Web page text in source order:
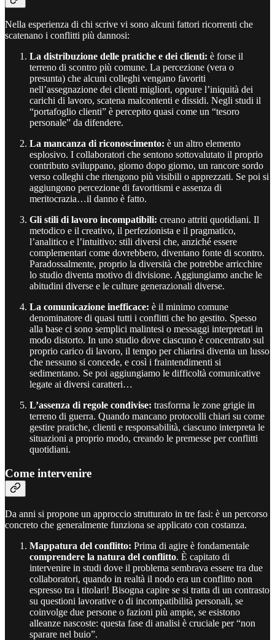
Nella esperienza di chi scrive vi sono alcuni fattori ricorrenti che
scatenano i conflitti più dannosi:
La distribuzione delle pratiche e dei clienti: è forse il
terreno di scontro più comune. La percezione (vera o
presunta) che alcuni colleghi vengano favoriti
nell’assegnazione dei clienti migliori, oppure l’iniquità dei
carichi di lavoro, scatena malcontenti e dissidi. Negli studi il
“portafoglio clienti” è percepito quasi come un “tesoro
personale” da difendere.
La mancanza di riconoscimento: è un altro elemento
esplosivo. I collaboratori che sentono sottovalutato il proprio
contributo sviluppano, giorno dopo giorno, un rancore sordo
verso colleghi che ritengono più visibili o apprezzati. Se poi si
aggiungono percezione di favoritismi e assenza di
meritocrazia…il danno è fatto.
Gli stili di lavoro incompatibili: creano attriti quotidiani. Il
metodico e il creativo, il perfezionista e il pragmatico,
l’analitico e l’intuitivo: stili diversi che, anziché essere
complementari come dovrebbero, diventano fonte di scontro.
Paradossalmente, proprio la diversità che potrebbe arricchire
lo studio diventa motivo di divisione. Aggiungiamo anche le
abitudini diverse e le culture generazionali diverse.
La comunicazione inefficace: è il minimo comune
denominatore di quasi tutti i conflitti che ho gestito. Spesso
alla base ci sono semplici malintesi o messaggi interpretati in
modo distorto. In uno studio dove ciascuno è concentrato sul
proprio carico di lavoro, il tempo per chiarirsi diventa un lusso
che nessuno si concede, e così i fraintendimenti si
sedimentano. Se poi aggiungiamo le difficoltà comunicative
legate ai diversi caratteri…
L’assenza di regole condivise: trasforma le zone grigie in
terreno di guerra. Quando mancano protocolli chiari su come
gestire pratiche, clienti e responsabilità, ciascuno interpreta le
situazioni a proprio modo, creando le premesse per conflitti
quotidiani.
Come intervenire
Da anni si propone un approccio strutturato in tre fasi: è un percorso
concreto che generalmente funziona se applicato con costanza.
Mappatura del conflitto: Prima di agire è fondamentale
comprendere la natura del conflitto. È capitato di
intervenire in studi dove il problema sembrava essere tra due
collaboratori, quando in realtà il nodo era un conflitto non
espresso tra i titolari! Bisogna capire se si tratta di un contrasto
su questioni lavorative o di incompatibilità personali, se
coinvolge due persone o fazioni più ampie, se esistono
alleanze nascoste: questa fase di analisi è cruciale per “non
sparare nel buio”.